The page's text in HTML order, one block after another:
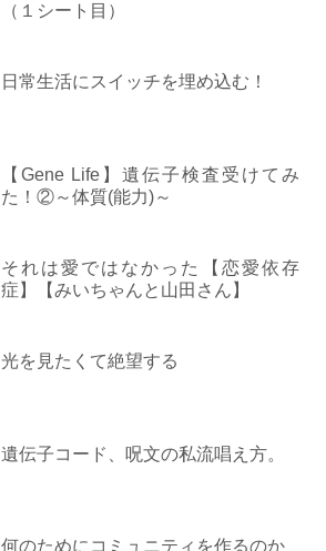
（１シート目）
日常生活にスイッチを埋め込む！
【Gene Life】遺伝子検査受けてみ
た！②～体質(能力)～
それは愛ではなかった【恋愛依存
症】【みいちゃんと山田さん】
光を見たくて絶望する
遺伝子コード、呪文の私流唱え方。
何のためにコミュニティを作るのか